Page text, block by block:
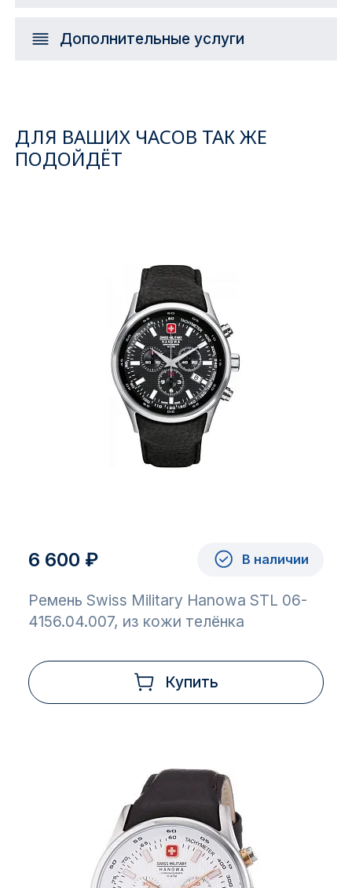
Дополнительные услуги
ДЛЯ ВАШИХ ЧАСОВ ТАК ЖЕ
ПОДОЙДЁТ
6 600 ₽ В наличии
Ремень Swiss Military Hanowa STL 06-
4156.04.007, из кожи телёнка
Купить